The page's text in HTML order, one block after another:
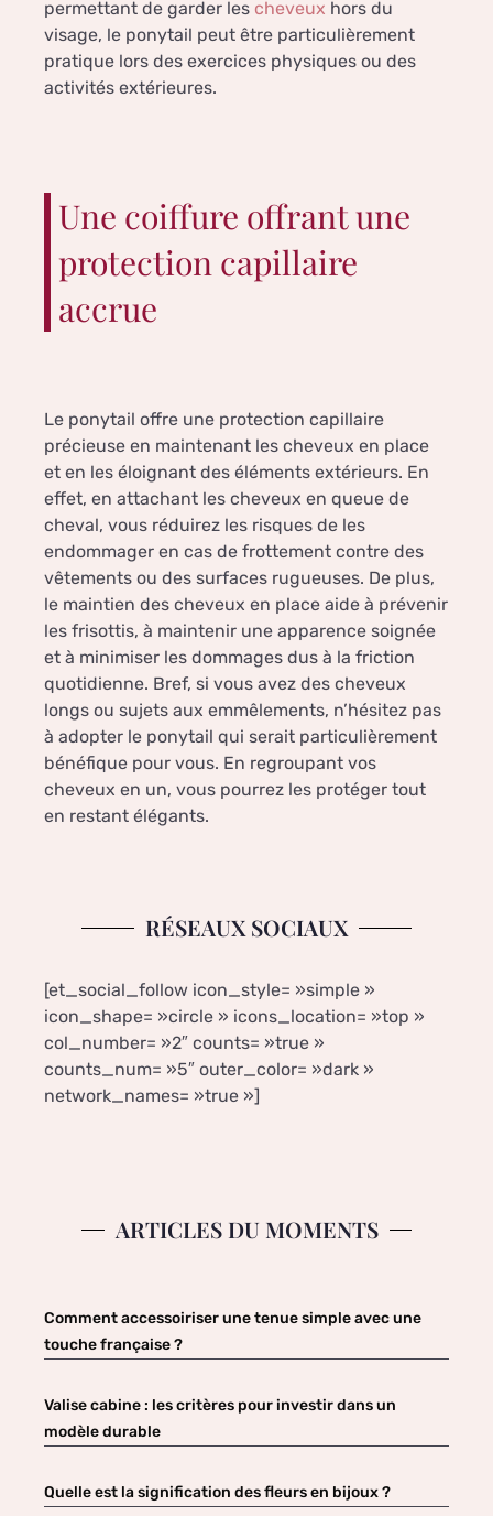
permettant de garder les cheveux hors du
visage, le ponytail peut être particulièrement
pratique lors des exercices physiques ou des
activités extérieures.
Une coiffure offrant une
protection capillaire
accrue
Le ponytail offre une protection capillaire
précieuse en maintenant les cheveux en place
et en les éloignant des éléments extérieurs. En
effet, en attachant les cheveux en queue de
cheval, vous réduirez les risques de les
endommager en cas de frottement contre des
vêtements ou des surfaces rugueuses. De plus,
le maintien des cheveux en place aide à prévenir
les frisottis, à maintenir une apparence soignée
et à minimiser les dommages dus à la friction
quotidienne. Bref, si vous avez des cheveux
longs ou sujets aux emmêlements, n’hésitez pas
à adopter le ponytail qui serait particulièrement
bénéfique pour vous. En regroupant vos
cheveux en un, vous pourrez les protéger tout
en restant élégants.
RÉSEAUX SOCIAUX
[et_social_follow icon_style= »simple »
icon_shape= »circle » icons_location= »top »
col_number= »2″ counts= »true »
counts_num= »5″ outer_color= »dark »
network_names= »true »]
ARTICLES DU MOMENTS
Comment accessoiriser une tenue simple avec une
touche française ?
Valise cabine : les critères pour investir dans un
modèle durable
Quelle est la signification des fleurs en bijoux ?